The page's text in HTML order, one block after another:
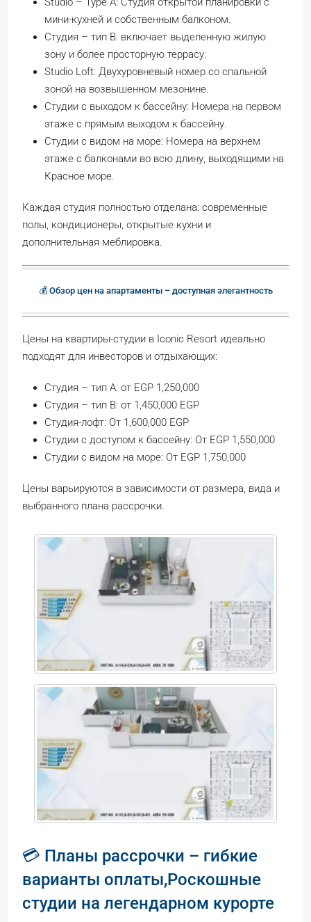
мини-кухней и собственным балконом.
Студия – тип B: включает выделенную жилую
зону и более просторную террасу.
Studio Loft: Двухуровневый номер со спальной
зоной на возвышенном мезонине.
Студии с выходом к бассейну: Номера на первом
этаже с прямым выходом к бассейну.
Студии с видом на море: Номера на верхнем
этаже с балконами во всю длину, выходящими на
Красное море.
Каждая студия полностью отделана: современные
полы, кондиционеры, открытые кухни и
дополнительная меблировка.
💰 Обзор цен на апартаменты – доступная элегантность
Цены на квартиры-студии в Iconic Resort идеально
подходят для инвесторов и отдыхающих:
Студия – тип A: от EGP 1,250,000
Студия – тип B: от 1,450,000 EGP
Студия-лофт: От 1,600,000 EGP
Студии с доступом к бассейну: От EGP 1,550,000
Студии с видом на море: От EGP 1,750,000
Цены варьируются в зависимости от размера, вида и
выбранного плана рассрочки.
💳 Планы рассрочки – гибкие
варианты оплаты,Роскошные
студии на легендарном курорте